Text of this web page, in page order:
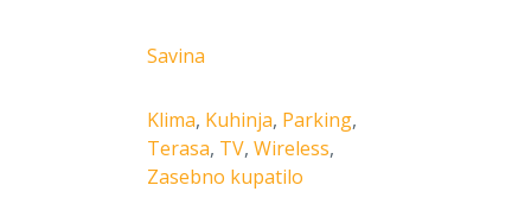
Savina
Klima, Kuhinja, Parking,
Terasa, TV, Wireless,
Zasebno kupatilo